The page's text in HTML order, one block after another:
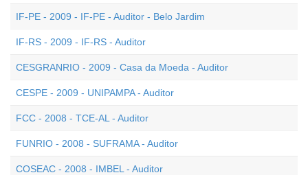
IF-PE - 2009 - IF-PE - Auditor - Belo Jardim
IF-RS - 2009 - IF-RS - Auditor
CESGRANRIO - 2009 - Casa da Moeda - Auditor
CESPE - 2009 - UNIPAMPA - Auditor
FCC - 2008 - TCE-AL - Auditor
FUNRIO - 2008 - SUFRAMA - Auditor
COSEAC - 2008 - IMBEL - Auditor